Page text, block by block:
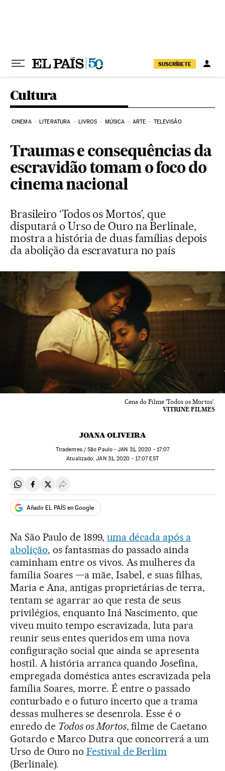
SUSCRÍBETE
Cultura
CINEMA LITERATURA LIVROS MÚSICA ARTE TELEVISÃO
Traumas e consequências da
escravidão tomam o foco do
cinema nacional
Brasileiro ‘Todos os Mortos’, que
disputará o Urso de Ouro na Berlinale,
mostra a história de duas famílias depois
da abolição da escravatura no país
Cena do Filme 'Todos os Mortos'.
VITRINE FILMES
JOANA OLIVEIRA
Tiradentes / São Paulo -JAN 31, 2020 - 17:07
atualizado: JAN 31, 2020 - 17:07EST
Compartir en Whatsapp
Compartir en Facebook
Compartir en Twitter
Desplegar Redes Sociales
Añadir EL PAÍS en Google
Na São Paulo de 1899, uma década após a
abolição, os fantasmas do passado ainda
caminham entre os vivos. As mulheres da
família Soares —a mãe, Isabel, e suas filhas,
Maria e Ana, antigas proprietárias de terra,
tentam se agarrar ao que resta de seus
privilégios, enquanto Iná Nascimento, que
viveu muito tempo escravizada, luta para
reunir seus entes queridos em uma nova
configuração social que ainda se apresenta
hostil. A história arranca quando Josefina,
empregada doméstica antes escravizada pela
família Soares, morre. É entre o passado
conturbado e o futuro incerto que a trama
dessas mulheres se desenrola. Esse é o
enredo de Todos os Mortos, filme de Caetano
Gotardo e Marco Dutra que concorrerá a um
Urso de Ouro no Festival de Berlim
(Berlinale).